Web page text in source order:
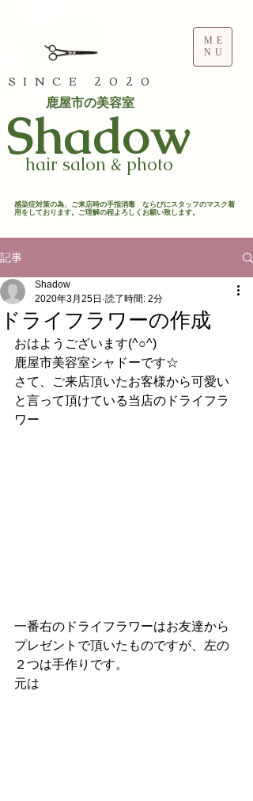
SINCE 2020
​Shadow
hair salon & photo
ME
NU
鹿屋市の美容室
​感染症対策の為、ご来店時の手指消毒 ならびにスタッフのマスク着
用をしております。ご理解の程よろしくお願い致します。​
記事
ドライフラワーの作成
Shadow
2020年3月25日 読了時間: 2分
おはようございます(^○^)
鹿屋市美容室シャドーです☆
さて、ご来店頂いたお客様から可愛い
と言って頂けている当店のドライフラ
ワー
一番右のドライフラワーはお友達から
プレゼントで頂いたものですが、左の
２つは手作りです。
元は